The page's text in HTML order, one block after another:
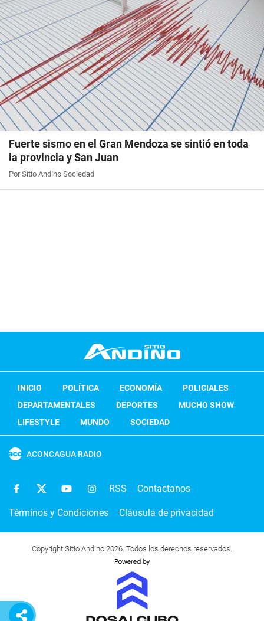
Fuerte sismo en el Gran Mendoza se sintió en toda
la provincia y San Juan
Por Sitio Andino Sociedad
INICIO POLÍTICA ECONOMÍA
POLICIALES
DEPARTAMENTALES
DEPORTES
MUCHO SHOW
LIFESTYLE
MUNDO SOCIEDAD
ACONCAGUA RADIO
RSS Contactanos
Términos y Condiciones Cláusula de privacidad
Copyright Sitio Andino 2026. Todos los derechos reservados.